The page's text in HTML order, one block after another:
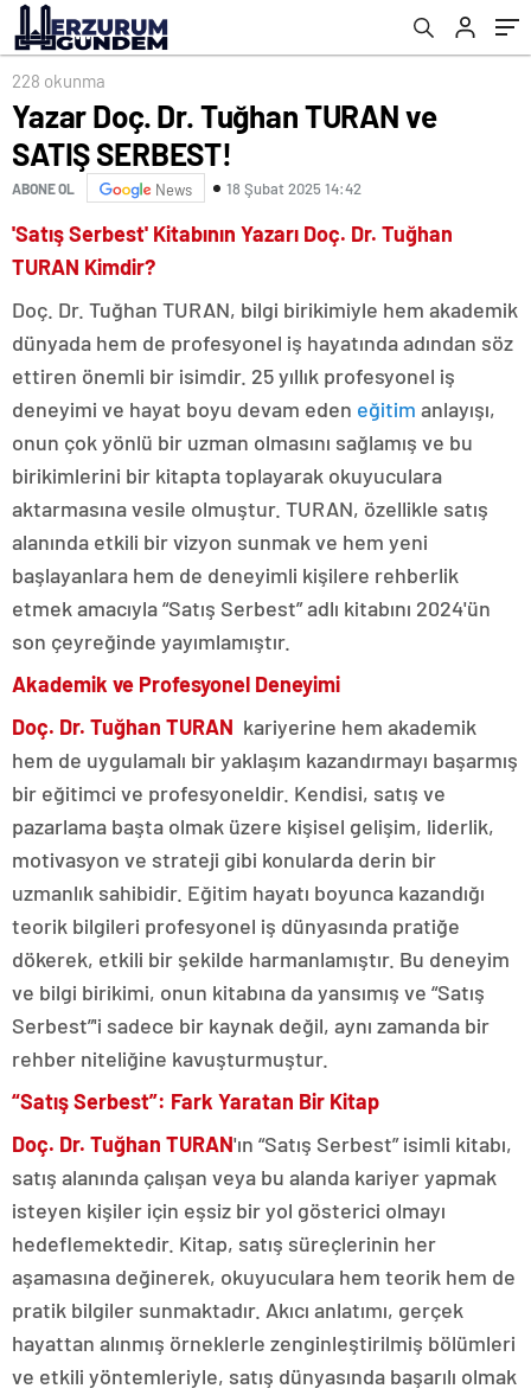
228 okunma
Yazar Doç. Dr. Tuğhan TURAN ve
SATIŞ SERBEST!
ABONE OL News 18 Şubat 2025 14:42
'Satış Serbest' Kitabının Yazarı Doç. Dr. Tuğhan
TURAN Kimdir?
Doç. Dr. Tuğhan TURAN, bilgi birikimiyle hem akademik
dünyada hem de profesyonel iş hayatında adından söz
ettiren önemli bir isimdir. 25 yıllık profesyonel iş
deneyimi ve hayat boyu devam eden eğitim anlayışı,
onun çok yönlü bir uzman olmasını sağlamış ve bu
birikimlerini bir kitapta toplayarak okuyuculara
aktarmasına vesile olmuştur. TURAN, özellikle satış
alanında etkili bir vizyon sunmak ve hem yeni
başlayanlara hem de deneyimli kişilere rehberlik
etmek amacıyla “Satış Serbest” adlı kitabını 2024'ün
son çeyreğinde yayımlamıştır.
Akademik ve Profesyonel Deneyimi
Doç. Dr. Tuğhan TURAN kariyerine hem akademik
hem de uygulamalı bir yaklaşım kazandırmayı başarmış
bir eğitimci ve profesyoneldir. Kendisi, satış ve
pazarlama başta olmak üzere kişisel gelişim, liderlik,
motivasyon ve strateji gibi konularda derin bir
uzmanlık sahibidir. Eğitim hayatı boyunca kazandığı
teorik bilgileri profesyonel iş dünyasında pratiğe
dökerek, etkili bir şekilde harmanlamıştır. Bu deneyim
ve bilgi birikimi, onun kitabına da yansımış ve “Satış
Serbest”'i sadece bir kaynak değil, aynı zamanda bir
rehber niteliğine kavuşturmuştur.
“Satış Serbest”: Fark Yaratan Bir Kitap
Doç. Dr. Tuğhan TURAN'ın “Satış Serbest” isimli kitabı,
satış alanında çalışan veya bu alanda kariyer yapmak
isteyen kişiler için eşsiz bir yol gösterici olmayı
hedeflemektedir. Kitap, satış süreçlerinin her
aşamasına değinerek, okuyuculara hem teorik hem de
pratik bilgiler sunmaktadır. Akıcı anlatımı, gerçek
hayattan alınmış örneklerle zenginleştirilmiş bölümleri
ve etkili yöntemleriyle, satış dünyasında başarılı olmak